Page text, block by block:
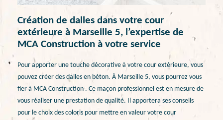
Création de dalles dans votre cour
extérieure à Marseille 5, l’expertise de
MCA Construction à votre service
Pour apporter une touche décorative à votre cour extérieure, vous
pouvez créer des dalles en béton. À Marseille 5, vous pourrez vous
fier à MCA Construction . Ce maçon professionnel est en mesure de
vous réaliser une prestation de qualité. Il apportera ses conseils
pour le choix des coloris pour mettre en valeur votre cour